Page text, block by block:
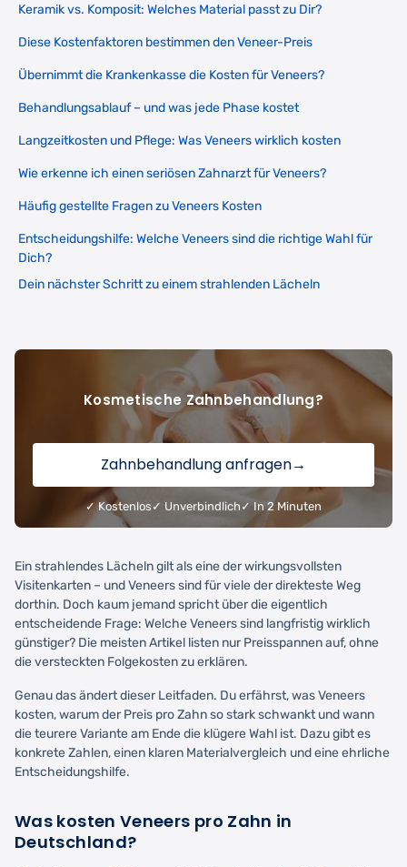
Keramik vs. Komposit: Welches Material passt zu Dir?
Diese Kostenfaktoren bestimmen den Veneer-Preis
Übernimmt die Krankenkasse die Kosten für Veneers?
Behandlungsablauf – und was jede Phase kostet
Langzeitkosten und Pflege: Was Veneers wirklich kosten
Wie erkenne ich einen seriösen Zahnarzt für Veneers?
Häufig gestellte Fragen zu Veneers Kosten
Entscheidungshilfe: Welche Veneers sind die richtige Wahl für
Dich?
Dein nächster Schritt zu einem strahlenden Lächeln
Kosmetische Zahnbehandlung?
Zahnbehandlung anfragen→
✓ Kostenlos ✓ Unverbindlich ✓ In 2 Minuten
Ein strahlendes Lächeln gilt als eine der wirkungsvollsten
Visitenkarten – und Veneers sind für viele der direkteste Weg
dorthin. Doch kaum jemand spricht über die eigentlich
entscheidende Frage: Welche Veneers sind langfristig wirklich
günstiger? Die meisten Artikel listen nur Preisspannen auf, ohne
die versteckten Folgekosten zu erklären.
Genau das ändert dieser Leitfaden. Du erfährst, was Veneers
kosten, warum der Preis pro Zahn so stark schwankt und wann
die teurere Variante am Ende die klügere Wahl ist. Dazu gibt es
konkrete Zahlen, einen klaren Materialvergleich und eine ehrliche
Entscheidungshilfe.
Was kosten Veneers pro Zahn in
Deutschland?